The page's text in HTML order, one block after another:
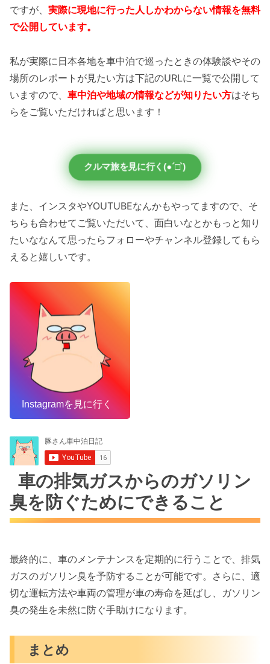
ですが、 実際に現地に行った人しかわからない情報を無料
で公開しています。
私が実際に日本各地を車中泊で巡ったときの体験談やその
場所のレポートが見たい方は下記のURLに一覧で公開して
いますので、 車中泊や地域の情報などが知りたい方はそち
らをご覧いただければと思います！
クルマ旅を見に行く(●´□`)
また、インスタやYOUTUBEなんかもやってますので、そ
ちらも合わせてご覧いただいて、面白いなとかもっと知り
たいななんて思ったらフォローやチャンネル登録してもら
えると嬉しいです。
Instagramを見に行く
車の排気ガスからのガソリン
臭を防ぐためにできること
最終的に、車のメンテナンスを定期的に行うことで、排気
ガスのガソリン臭を予防することが可能です。さらに、適
切な運転方法や車両の管理が車の寿命を延ばし、ガソリン
臭の発生を未然に防ぐ手助けになります。
まとめ